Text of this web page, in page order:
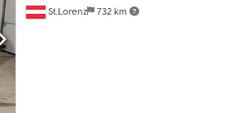
St.Lorenz 732 km